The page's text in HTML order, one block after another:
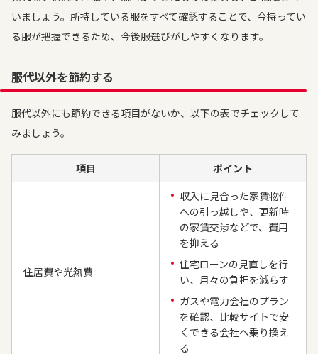
いましょう。所持している服をすべて確認することで、今持ってい
る服が把握できるため、今後服選びがしやすくなります。
服代以外を節約する
服代以外にも節約できる項目がないか、以下の表でチェックして
みましょう。
項目 ポイント
住居費や光熱費
収入に見合った家賃物件
への引っ越しや、更新時
の家賃交渉などで、費用
を抑える
住宅ローンの見直しを行
い、月々の負担を減らす
ガスや電力会社のプラン
を確認、比較サイトで安
くできる会社へ乗り換え
る